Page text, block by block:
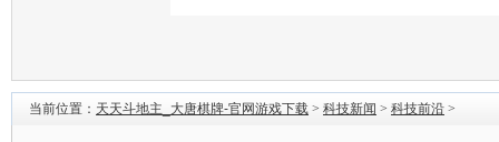
当前位置： 天天斗地主_大唐棋牌-官网游戏下载 > 科技新闻 > 科技前沿 >